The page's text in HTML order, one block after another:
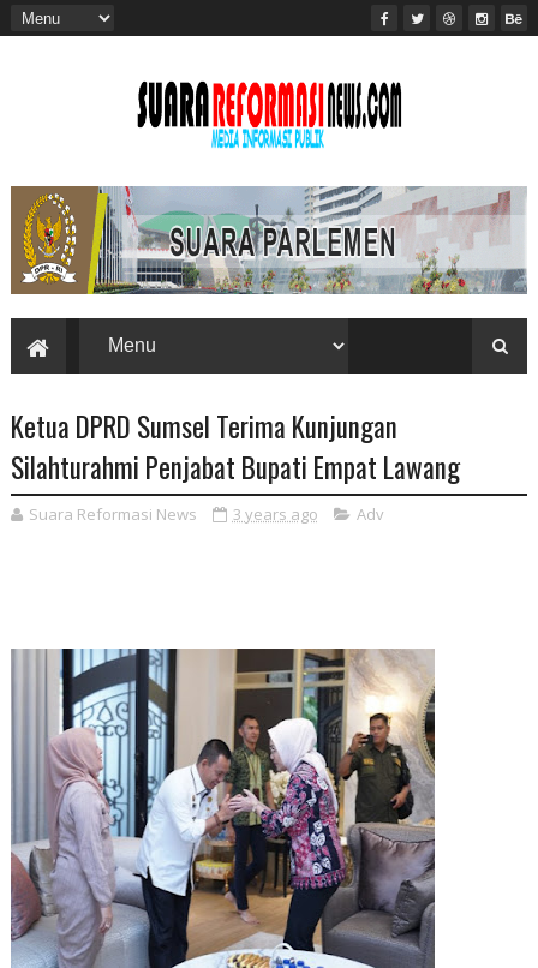
Ketua DPRD Sumsel Terima Kunjungan
Silahturahmi Penjabat Bupati Empat Lawang
Suara Reformasi News 3 years ago Adv